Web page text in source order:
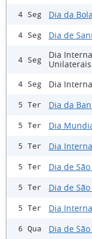
4 Seg Dia da
4 Seg Dia de
4 Seg
Dia
Unilaterais
4 Seg Dia
5 Ter Dia da
5 Ter Dia
5 Ter Dia
5 Ter Dia de
5 Ter Dia de
5 Ter Dia
6 Qua Dia de